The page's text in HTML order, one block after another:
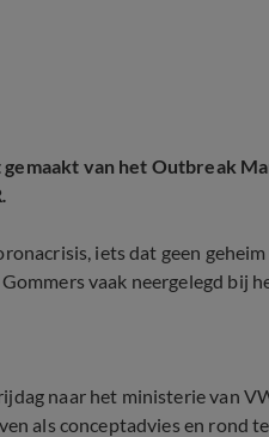
van het Outbreak
.
iets dat geen
vaak neergelegd bij
naar het ministerie van
als conceptadvies en rond